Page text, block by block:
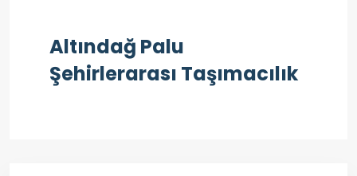
Altındağ Palu
Şehirlerarası Taşımacılık